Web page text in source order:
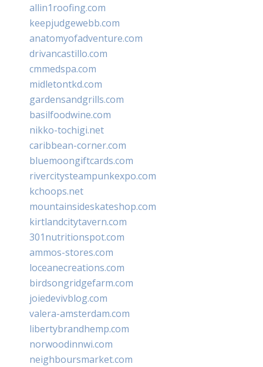
allin1roofing.com
keepjudgewebb.com
anatomyofadventure.com
drivancastillo.com
cmmedspa.com
midletontkd.com
gardensandgrills.com
basilfoodwine.com
nikko-tochigi.net
caribbean-corner.com
bluemoongiftcards.com
rivercitysteampunkexpo.com
kchoops.net
mountainsideskateshop.com
kirtlandcitytavern.com
301nutritionspot.com
ammos-stores.com
loceanecreations.com
birdsongridgefarm.com
joiedevivblog.com
valera-amsterdam.com
libertybrandhemp.com
norwoodinnwi.com
neighboursmarket.com